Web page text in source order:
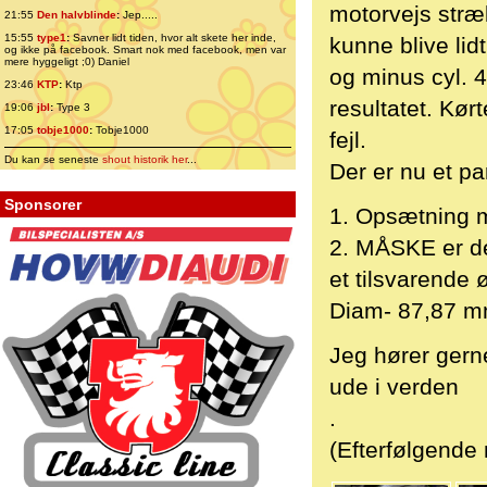
21:55 Den halvblinde:Jep.....
15:55 type1:Savner lidt tiden, hvor alt skete her inde,
og ikke på facebook. Smart nok med facebook, men var
mere hyggeligt ;0) Daniel
23:46 KTP:Ktp
19:06jbl:Type 3
17:05tobje1000: Tobje1000
Du kan se senesteshout historik her...
Sponsorer
motorvejs
kunne blive
og minus cyl.
resultatet.
fejl.
Der er nu et
1. Opsætning
2. MÅSKE er
et tilsvarende
Diam- 87,87
Jeg hører
ude i verden
.
(Efterfølgende